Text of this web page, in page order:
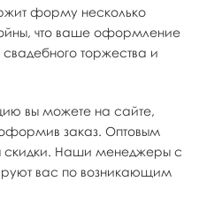
форму несколько
что ваше оформление
торжества и
вы можете на сайте,
заказ. Оптовым
скидки. Наши менеджеры с
вас по возникающим